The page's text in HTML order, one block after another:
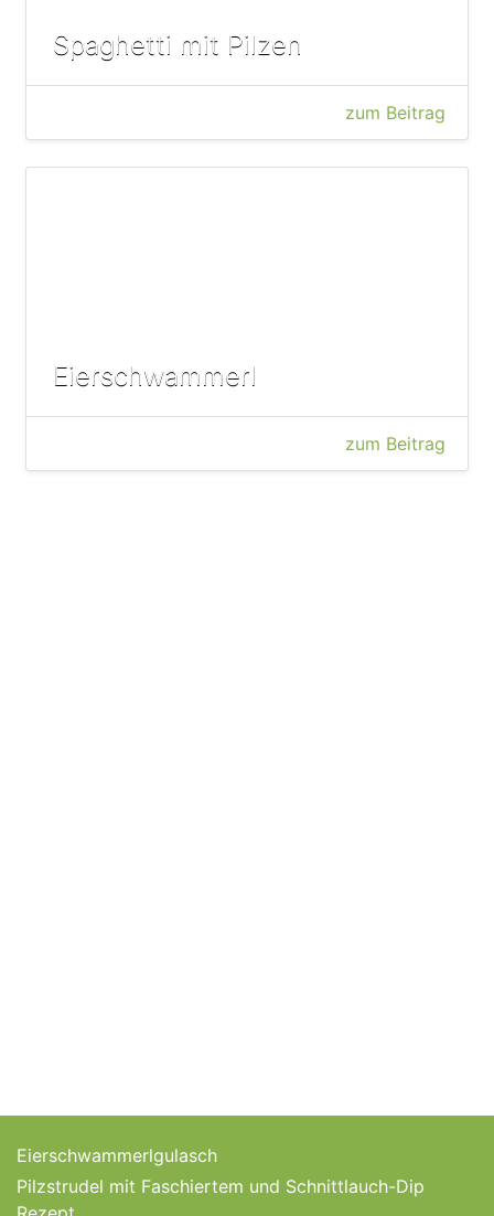
Spaghetti mit Pilzen
zum Beitrag
Eierschwammerl
zum Beitrag
Eierschwammerlgulasch
Pilzstrudel mit Faschiertem und Schnittlauch-Dip